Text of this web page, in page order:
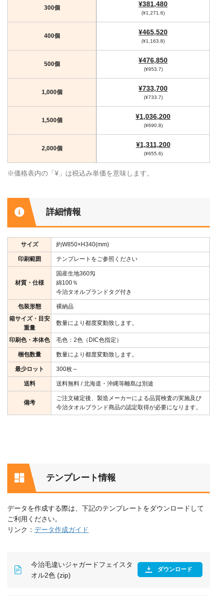
300個 ¥381,480
(¥1,271.6)
400個 ¥465,520
(¥1,163.8)
500個 ¥476,850
(¥953.7)
1,000個 ¥733,700
(¥733.7)
1,500個 ¥1,036,200
(¥690.8)
2,000個 ¥1,311,200
(¥655.6)
※価格表内の「¥」は税込み単価を意味します。
詳細情報
サイズ 約W850×H340(mm)
印刷範囲 テンプレートをご参照ください
材質・仕様
国産生地360匁
綿100％
今治タオルブランドタグ付き
包装形態
裸納品
箱サイズ・目安
重量
数量により都度変動致します。
印刷色・本体色 毛色：2色（DIC色指定）
梱包数量 数量により都度変動致します。
最少ロット 300枚～
送料 送料無料 / 北海道・沖縄等離島は別途
備考
ご注文確定後、製造メーカーによる品質検査の実施及び
今治タオルブランド商品の認定取得が必要になります。
テンプレート情報
データを作成する際は、下記のテンプレートをダウンロードして
ご利用ください。
リンク： データ作成ガイド
今治毛違いジャガードフェイスタ
オル2色 (zip)
ダウンロード